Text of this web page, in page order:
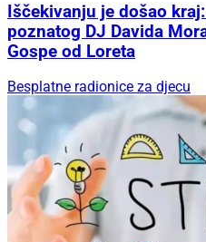
Iščekivanju je došao
poznatog DJ Davida
Gospe od Loreta
Besplatne radionice za djecu